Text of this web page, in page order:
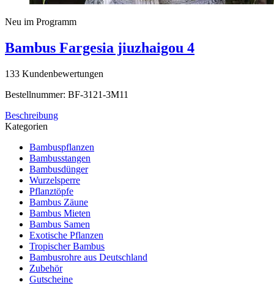
Neu im Programm
Bambus Fargesia jiuzhaigou 4
133 Kundenbewertungen
Bestellnummer: BF-3121-3M11
Beschreibung
Kategorien
Bambuspflanzen
Bambusstangen
Bambusdünger
Wurzelsperre
Pflanztöpfe
Bambus Zäune
Bambus Mieten
Bambus Samen
Exotische Pflanzen
Tropischer Bambus
Bambusrohre aus Deutschland
Zubehör
Gutscheine